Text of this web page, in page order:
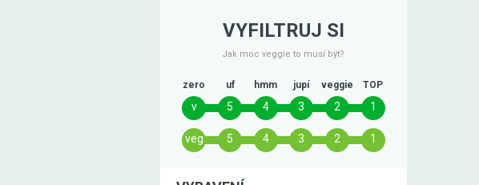
VYFILTRUJ SI
Jak moc veggie to musí být?
zero uf hmm jupí veggie TOP
v 5 4 3 2 1
veg 5 4 3 2 1